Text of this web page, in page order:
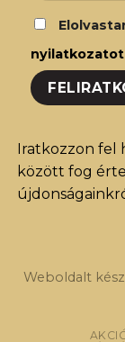
nyilatkozatot
Iratkozzon fel
között fog
Weboldalt